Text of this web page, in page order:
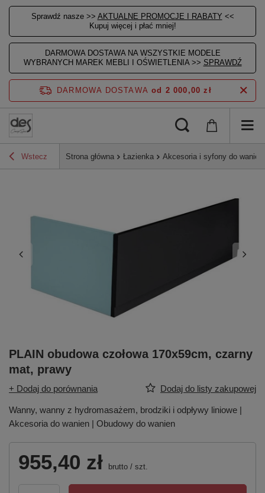
Sprawdź nasze >> AKTUALNE PROMOCJE I RABATY <<
Kupuj więcej i płać mniej!
DARMOWA DOSTAWA NA WSZYSTKIE MODELE
WYBRANYCH MAREK MEBLI I OŚWIETLENIA >> SPRAWDŹ
DARMOWA DOSTAWA od 2 000,00 zł
Wstecz Strona główna Łazienka Akcesoria i syfony do wanien
PLAIN obudowa czołowa 170x59cm, czarny
mat, prawy
+ Dodaj do porównania Dodaj do listy zakupowej
Wanny, wanny z hydromasażem, brodziki i odpływy liniowe |
Akcesoria do wanien | Obudowy do wanien
955,40 zł brutto / szt.